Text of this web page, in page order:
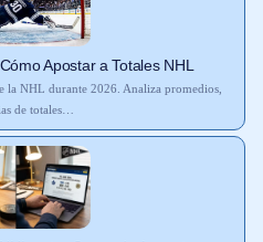
Apostar a Totales NHL
la NHL durante 2026. Analiza promedios,
de totales…